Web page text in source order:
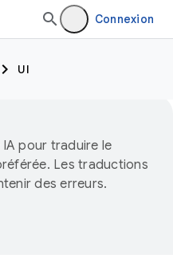
Connexion
UI
pour traduire le
Les traductions
des erreurs.